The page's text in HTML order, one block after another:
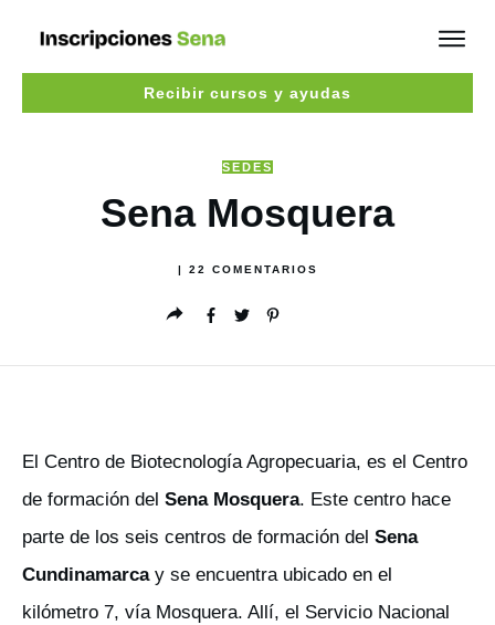
Recibir cursos y ayudas
SEDES
Sena Mosquera
22 COMENTARIOS
El Centro de Biotecnología Agropecuaria, es el Centro
de formación del Sena Mosquera. Este centro hace
parte de los seis centros de formación del Sena
Cundinamarcay se encuentra ubicado en el
kilómetro 7, vía Mosquera. Allí, el Servicio Nacional